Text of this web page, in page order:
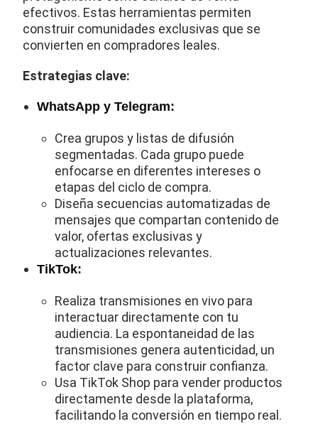
efectivos. Estas herramientas permiten
construir comunidades exclusivas que se
convierten en compradores leales.
Estrategias clave:
WhatsApp y Telegram:
Crea grupos y listas de difusión
segmentadas. Cada grupo puede
enfocarse en diferentes intereses o
etapas del ciclo de compra.
Diseña secuencias automatizadas de
mensajes que compartan contenido de
valor, ofertas exclusivas y
actualizaciones relevantes.
TikTok:
Realiza transmisiones en vivo para
interactuar directamente con tu
audiencia. La espontaneidad de las
transmisiones genera autenticidad, un
factor clave para construir confianza.
Usa TikTok Shop para vender productos
directamente desde la plataforma,
facilitando la conversión en tiempo real.